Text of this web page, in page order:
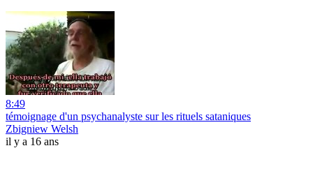
8:49
témoignage d'un psychanalyste sur les rituels sataniques
Zbigniew Welsh
il y a 16 ans